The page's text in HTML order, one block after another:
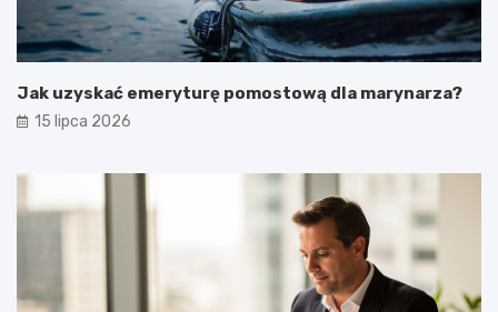
Jak uzyskać emeryturę pomostową dla marynarza?
15 lipca 2026